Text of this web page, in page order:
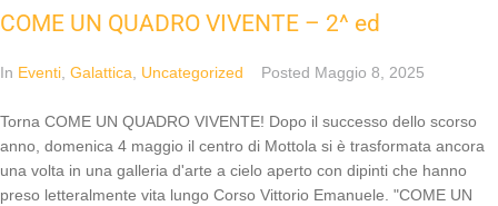
COME UN QUADRO VIVENTE – 2^ ed
In Eventi Galattica Uncategorized Posted Maggio 8, 2025
Torna COME UN QUADRO VIVENTE! Dopo il successo dello scorso
anno, domenica 4 maggio il centro di Mottola si è trasformata ancora
una volta in una galleria d'arte a cielo aperto con dipinti che hanno
preso letteralmente vita lungo Corso Vittorio Emanuele. "COME UN